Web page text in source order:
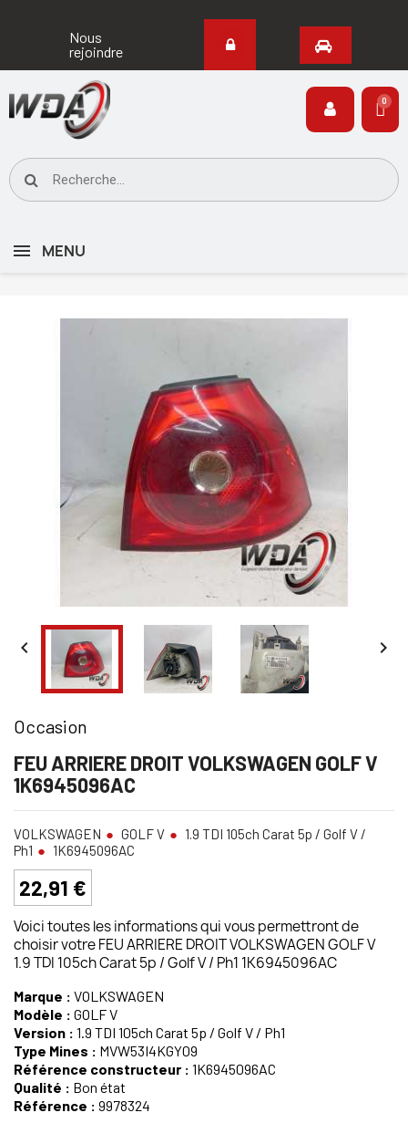
Nous
rejoindre
MENU
 
Occasion
FEU ARRIERE DROIT VOLKSWAGEN GOLF V
1K6945096AC
VOLKSWAGEN GOLF V
1.9 TDI 105ch Carat 5p / Golf V /
Ph1
1K6945096AC
22,91 €
Voici toutes les informations qui vous permettront de
choisir votre FEU ARRIERE DROIT VOLKSWAGEN GOLF V
1.9 TDI 105ch Carat 5p / Golf V / Ph1 1K6945096AC
Marque : VOLKSWAGEN
Modèle : GOLF V
Version : 1.9 TDI 105ch Carat 5p / Golf V / Ph1
Type Mines : MVW53I4KGY09
Référence constructeur : 1K6945096AC
Qualité : Bon état
Référence : 9978324